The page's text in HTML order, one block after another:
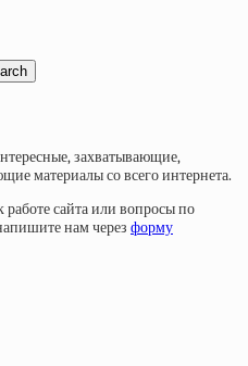
захватывающие,
материалы со всего интернета.
сайта или вопросы по
нам через форму